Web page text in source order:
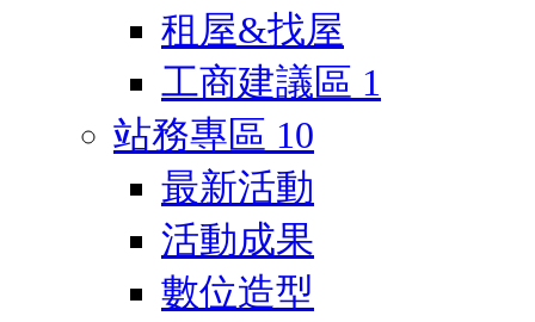
租屋&找屋
工商建議區 1
站務專區 10
最新活動
活動成果
數位造型